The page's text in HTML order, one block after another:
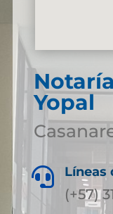
Yopal
 Líneas
(+57)